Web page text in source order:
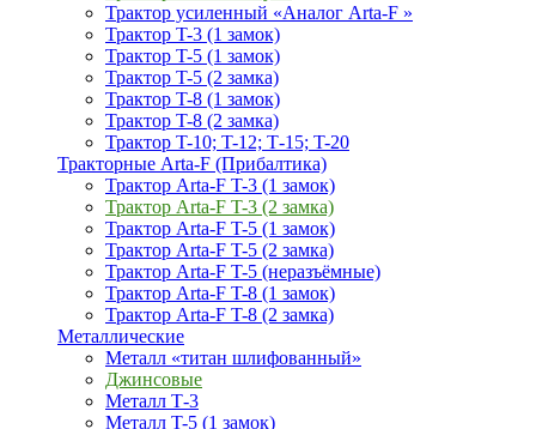
Трактор усиленный «Аналог Arta-F »
Трактор T-3 (1 замок)
Трактор T-5 (1 замок)
Трактор T-5 (2 замка)
Трактор T-8 (1 замок)
Трактор T-8 (2 замка)
Трактор T-10; T-12; Т-15; T-20
Тракторные Arta-F (Прибалтика)
Трактор Arta-F T-3 (1 замок)
Трактор Arta-F T-3 (2 замка)
Трактор Arta-F T-5 (1 замок)
Трактор Arta-F T-5 (2 замка)
Трактор Arta-F T-5 (неразъёмные)
Трактор Arta-F T-8 (1 замок)
Трактор Arta-F T-8 (2 замка)
Металлические
Металл «титан шлифованный»
Джинсовые
Металл Т-3
Металл T-5 (1 замок)